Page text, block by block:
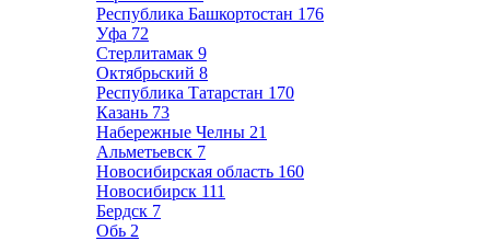
Республика Башкортостан 176
Уфа 72
Стерлитамак 9
Октябрьский 8
Республика Татарстан 170
Казань 73
Набережные Челны 21
Альметьевск 7
Новосибирская область 160
Новосибирск 111
Бердск 7
Обь 2